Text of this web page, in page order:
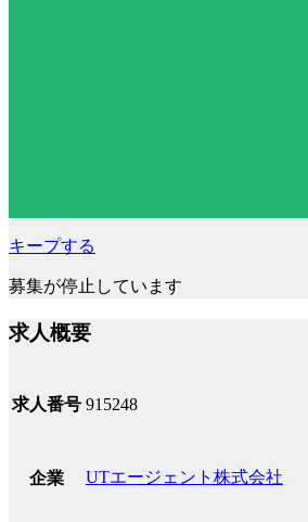
キープする
募集が停止しています
求人概要
求人番号 915248
企業 UTエージェント株式会社